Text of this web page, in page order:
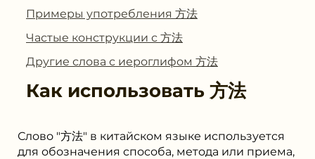
Примеры употребления 方法
Частые конструкции с 方法
Другие слова с иероглифом 方法
Как использовать 方法
Слово "方法" в китайском языке используется
для обозначения способа, метода или приема,